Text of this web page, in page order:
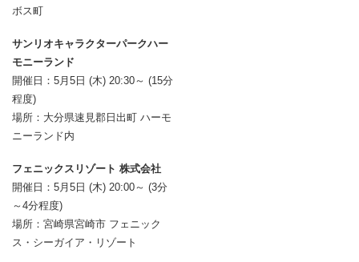
ボス町
サンリオキャラクターパークハー
モニーランド
開催日：5月5日 (木) 20:30～ (15分
程度)
場所：大分県速見郡日出町 ハーモ
ニーランド内
フェニックスリゾート 株式会社
開催日：5月5日 (木) 20:00～ (3分
～4分程度)
場所：宮崎県宮崎市 フェニック
ス・シーガイア・リゾート